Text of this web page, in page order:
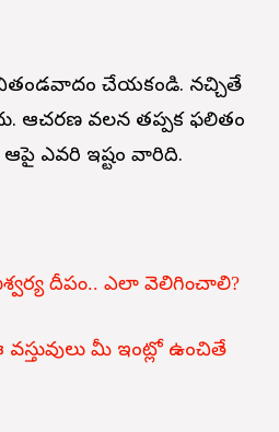
చేయకండి. నచ్చితే
ఆచరణ వలన తప్పక ఫలితం
ఎవరి ఇష్టం వారిది.
ఐశ్వర్య దీపం.. ఎలా వెలిగించాలి?
వస్తువులు మీ ఇంట్లో ఉంచితే